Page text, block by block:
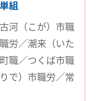
組
河（こが）市職
労／潮来（いた
職／つくば市職
で）市職労／常